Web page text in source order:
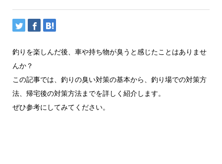
釣りを楽しんだ後、車や持ち物が臭うと感じたことはありませ
んか？
この記事では、釣りの臭い対策の基本から、釣り場での対策方
法、帰宅後の対策方法までを詳しく紹介します。
ぜひ参考にしてみてください。